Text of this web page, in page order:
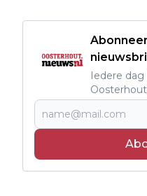
Iedere